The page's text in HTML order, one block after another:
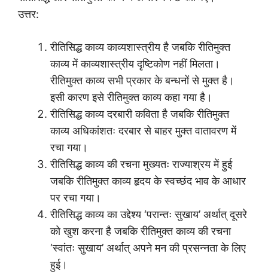
उत्तर:
रीतिसिद्ध काव्य काव्यशास्त्रीय है जबकि रीतिमुक्त
काव्य में काव्यशास्त्रीय दृष्टिकोण नहीं मिलता।
रीतिमुक्त काव्य सभी प्रकार के बन्धनों से मुक्त है।
इसी कारण इसे रीतिमुक्त काव्य कहा गया है।
रीतिसिद्ध काव्य दरबारी कविता है जबकि रीतिमुक्त
काव्य अधिकांशतः दरबार से बाहर मुक्त वातावरण में
रचा गया।
रीतिसिद्ध काव्य की रचना मुख्यतः राज्याश्रय में हुई
जबकि रीतिमुक्त काव्य हृदय के स्वच्छंद भाव के आधार
पर रचा गया।
रीतिसिद्ध काव्य का उद्देश्य ‘परान्तः सुखाय’ अर्थात् दूसरे
को खुश करना है जबकि रीतिमुक्त काव्य की रचना
‘स्वांतः सुखाय’ अर्थात् अपने मन की प्रसन्नता के लिए
हुई।